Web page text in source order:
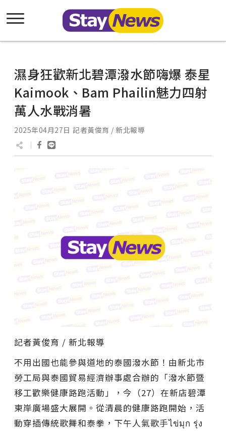
濕身狂歡新北碧潭潑水節嗨爆 泰星
Kaimook、Bam Phailin魅力四射
萬人水戰消暑
2025年04月27日 記者黃俊育 / 新北報導
記者黃俊育 / 新北報導
不用出國也能參與道地的泰國潑水節！由新北市
勞工局與泰國貿易經濟辦事處合辦的「潑水節暨
移工歡樂健康路跑活動」，今（27）在新店碧潭
東岸廣場盛大展開。從清晨的健康路跑開始，活
動穿插傳統歌舞和泰拳，下午人氣歌手ไข่มุก รุ่ง